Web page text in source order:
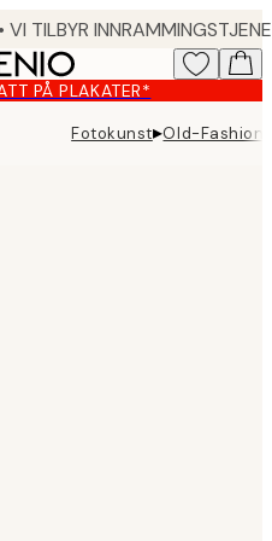
PÅ PLAKATER*
Fotokunst▸Old-